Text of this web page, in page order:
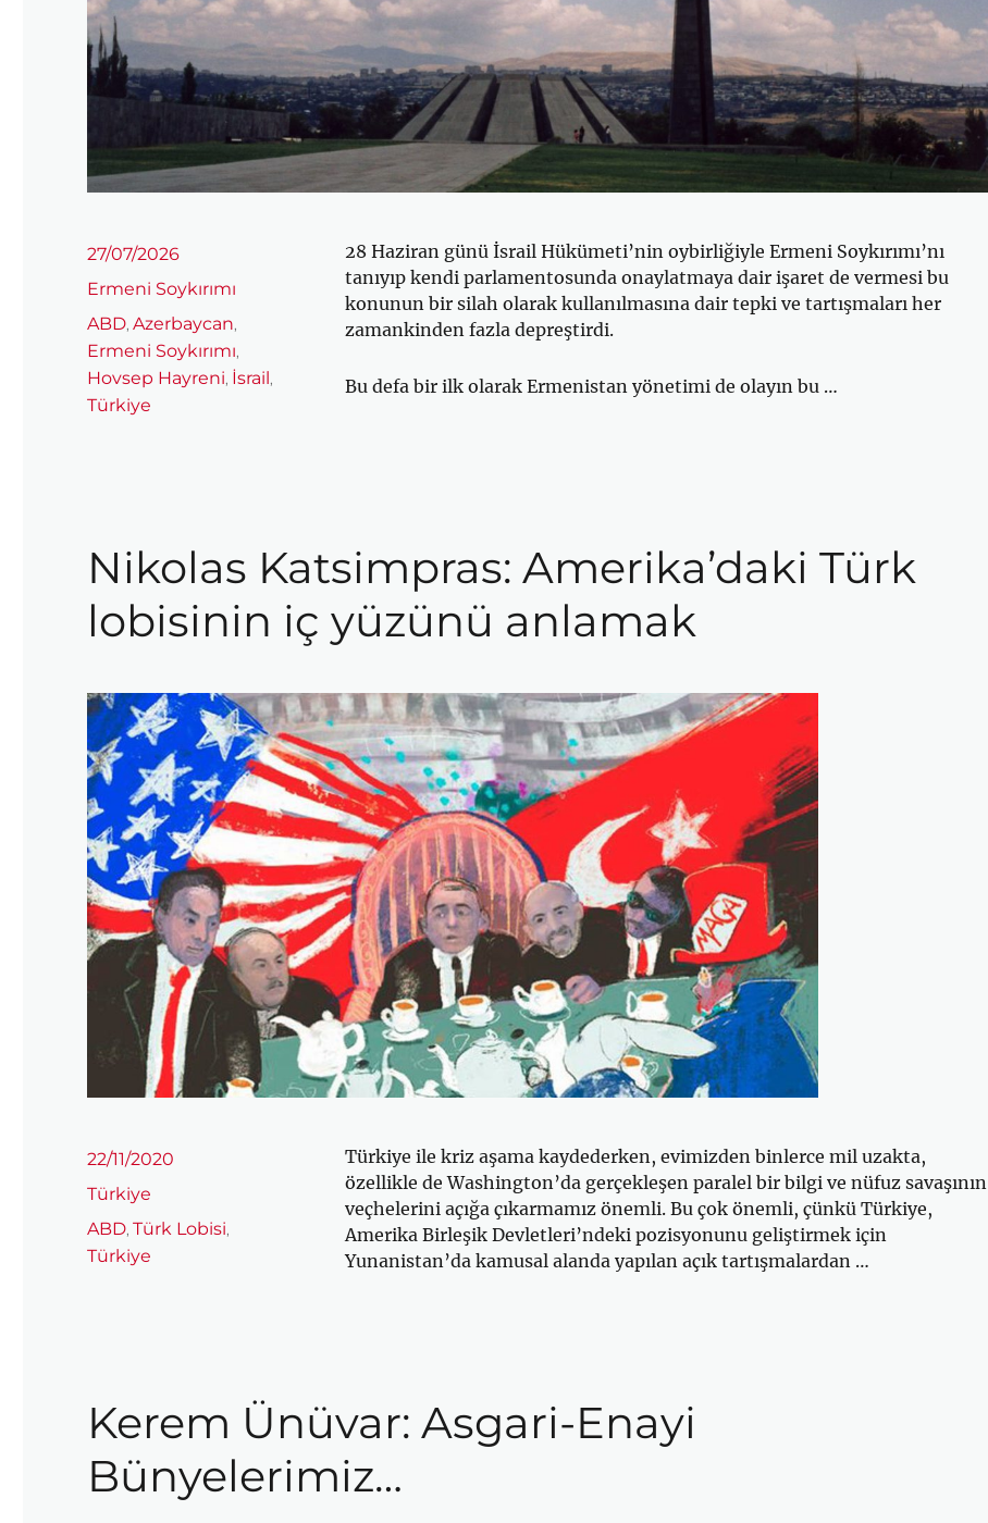
28 Haziran günü İsrail Hükümeti’nin oybirliğiyle Ermeni Soykırımı’nı
tanıyıp kendi parlamentosunda onaylatmaya dair işaret de vermesi bu
konunun bir silah olarak kullanılmasına dair tepki ve tartışmaları her
zamankinden fazla depreştirdi.
Bu defa bir ilk olarak Ermenistan yönetimi de olayın bu …
Yayın
27/07/2026
Kategoriler
Ermeni Soykırımı
Etiketler
ABD,Azerbaycan,
Ermeni Soykırımı,
Hovsep Hayreni, İsrail,
Türkiye
Nikolas Katsimpras: Amerika’daki Türk
lobisinin iç yüzünü anlamak
Türkiye ile kriz aşama kaydederken, evimizden binlerce mil uzakta,
özellikle de Washington’da gerçekleşen paralel bir bilgi ve nüfuz savaşının
veçhelerini açığa çıkarmamız önemli. Bu çok önemli, çünkü Türkiye,
Amerika Birleşik Devletleri’ndeki pozisyonunu geliştirmek için
Yunanistan’da kamusal alanda yapılan açık tartışmalardan …
Yayın
22/11/2020
Kategoriler
Türkiye
Etiketler
ABD,Türk Lobisi,
Türkiye
Kerem Ünüvar: Asgari-Enayi
Bünyelerimiz…